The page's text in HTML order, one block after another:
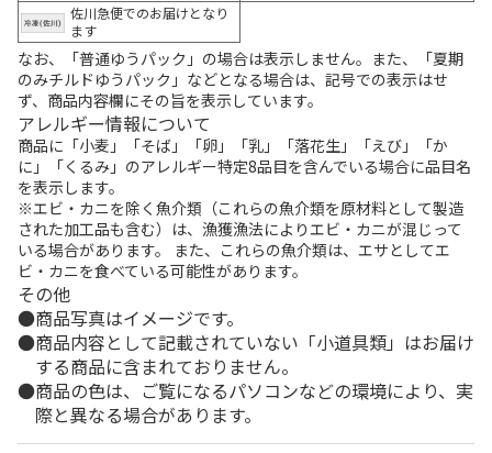
佐川急便でのお届けとなり
ます
なお、「普通ゆうパック」の場合は表示しません。また、「夏期
のみチルドゆうパック」などとなる場合は、記号での表示はせ
ず、商品内容欄にその旨を表示しています。
アレルギー情報について
商品に「小麦」「そば」「卵」「乳」「落花生」「えび」「か
に」「くるみ」のアレルギー特定8品目を含んでいる場合に品目名
を表示します。
※エビ・カニを除く魚介類（これらの魚介類を原材料として製造
された加工品も含む）は、漁獲漁法によりエビ・カニが混じって
いる場合があります。 また、これらの魚介類は、エサとしてエ
ビ・カニを食べている可能性があります。
その他
商品写真はイメージです。
商品内容として記載されていない「小道具類」はお届け
する商品に含まれておりません。
商品の色は、ご覧になるパソコンなどの環境により、実
際と異なる場合があります。